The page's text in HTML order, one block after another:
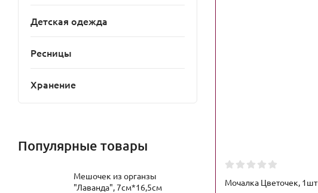
Детская одежда
Ресницы
Хранение
Популярные товары
Мешочек из органзы
"Лаванда", 7см*16,5см
Мочалка Цветочек, 1шт